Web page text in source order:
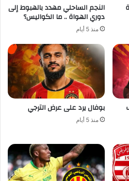
النجم الساحلي مهدد بالهبوط إلى
دوري الهواة .. ما الكواليس؟
منذ 5 أيام
بوفال يرد على عرض الترجي
منذ 5 أيام